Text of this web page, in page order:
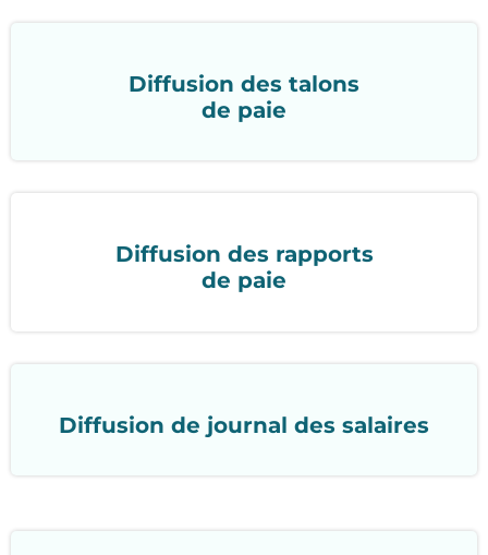
Diffusion des talons
de paie
Diffusion des rapports
de paie
Diffusion de journal des salaires